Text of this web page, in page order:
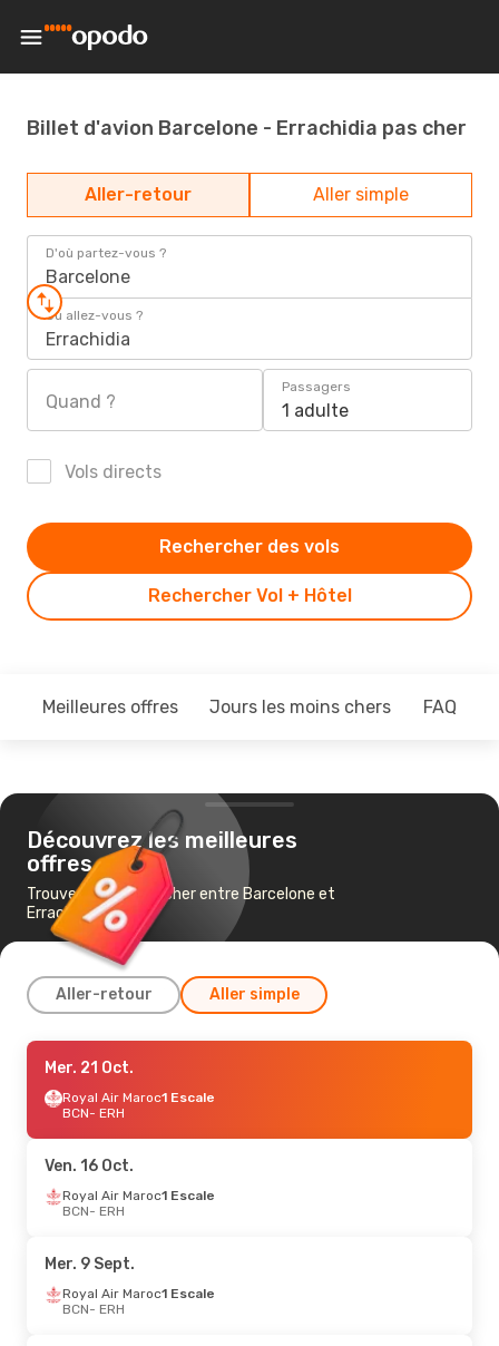
Billet d'avion Barcelone - Errachidia pas cher
Aller-retour Aller simple
D'où partez-vous ?
Barcelone
Où allez-vous ?
Errachidia
Quand ?
Passagers
1 adulte
Vols directs
Rechercher Vol + Hôtel
Rechercher des vols
Meilleures offres Jours les moins chers FAQ
Découvrez les meilleures
offres
Trouvez un vol pas cher entre Barcelone et
Errachidia
Aller-retour Aller simple
Mer. 21 Oct.
Royal Air Maroc1 Escale
BCN- ERH
ERH- BCN
Sam. 5 Sept.- Sam. 12 Sept.
Royal Air Maroc
ERH - BCN
Mer. 21 Oct.
Royal Air Maroc1 Escale
BCN- ERH
Ven. 16 Oct.
Royal Air Maroc1 Escale
BCN- ERH
Mer. 9 Sept.
Royal Air Maroc1 Escale
BCN- ERH